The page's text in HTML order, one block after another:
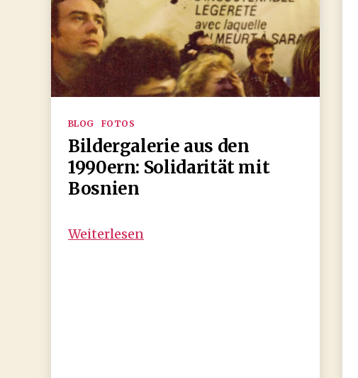
Kategorien
BLOG FOTOS
Bildergalerie aus den
1990ern: Solidarität mit
Bosnien
Weiterlesen